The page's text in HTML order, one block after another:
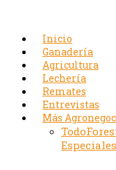
Inicio
Ganadería
Agricultura
Lechería
Remates
Entrevistas
Más
Todo
Especiales